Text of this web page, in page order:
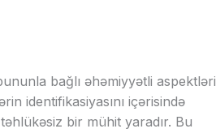
bağlı əhəmiyyətli aspektləri
identifikasiyasını içərisində
bir mühit yaradır. Bu